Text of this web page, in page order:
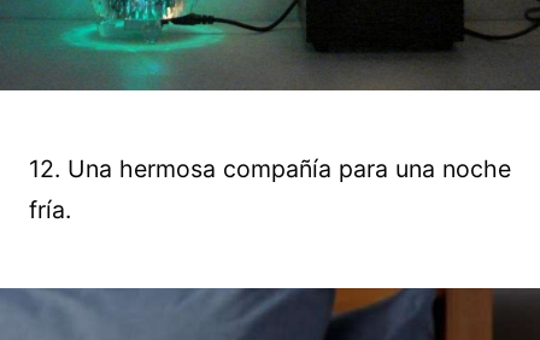
12. Una hermosa compañía para una noche
fría.